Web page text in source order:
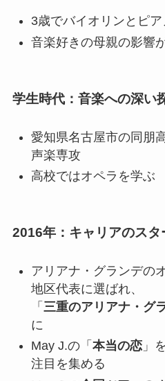
3歳でバイオリンとピ
音楽好きの母親の影響
学生時代：音楽への深い
愛知県名古屋市の同朋
声楽専攻
高校ではオペラを学ぶ
2016年：キャリアのスタ
アリアナ・グランデの
地区代表に選ばれ、
「 三重のアリアナ・グ
に
May J.の「 本当の恋」
注目を集める